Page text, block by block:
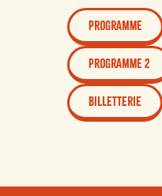
PROGRAMME
PROGRAMME 2
Billetterie